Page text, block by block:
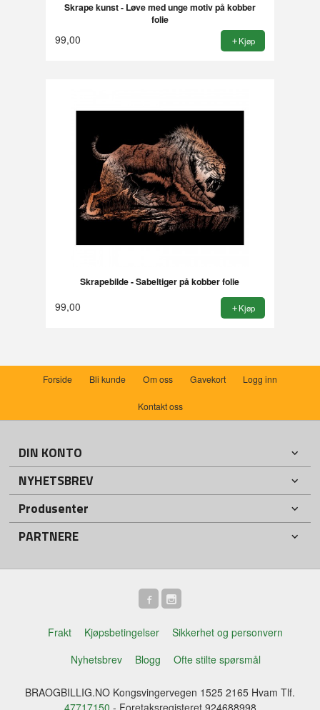
Skrape kunst - Løve med unge motiv på kobber
folie
99,00 Kjøp
Skrapebilde - Sabeltiger på kobber folie
99,00 Kjøp
Forside Bli kunde Om oss Gavekort Logg inn
Kontakt oss
DIN KONTO
NYHETSBREV
Produsenter
PARTNERE
Frakt Kjøpsbetingelser
Sikkerhet og personvern
Nyhetsbrev
Blogg Ofte stilte spørsmål
BRAOGBILLIG.NO Kongsvingervegen 1525 2165 Hvam Tlf.